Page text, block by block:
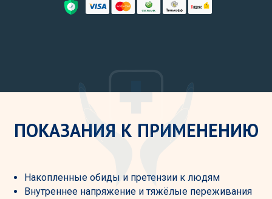
ПОКАЗАНИЯ К ПРИМЕНЕНИЮ
Hакопленные обиды и претензии к людям
Внутреннее напряжение и тяжёлые переживания